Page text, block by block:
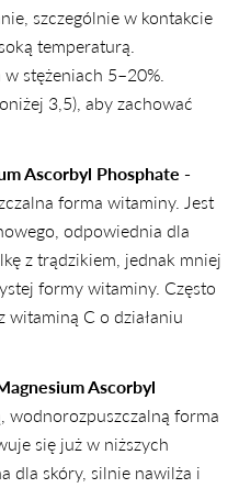
szczególnie w kontakcie
temperaturą.
stężeniach 5–20%.
3,5), aby zachować
Ascorbyl Phosphate -
forma witaminy. Jest
odpowiednia dla
z trądzikiem, jednak mniej
formy witaminy. Często
witaminą C o działaniu
Ascorbyl
wodnorozpuszczalną forma
się już w niższych
dla skóry, silnie nawilża i